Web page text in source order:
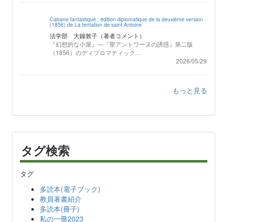
Cabane fantastique : édition diplomatique de la deuxième version
(1856) de La tentation de saint Antoine
法学部 大鐘敦子（著者コメント）
『幻想的な小屋』―『聖アントワーヌの誘惑』第二版
（1856）のディプロマティック…
2026/05/29
もっと見る
タグ検索
タグ
多読本(電子ブック)
教員著書紹介
多読本(冊子)
私の一冊2023